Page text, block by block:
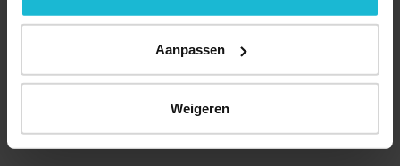
Aanpassen
Weigeren
© 2026 Stichting Forten Nederland
Over ons
Doneer nu Disclaimer
Contact
Forten.nl wordt ondersteund door de